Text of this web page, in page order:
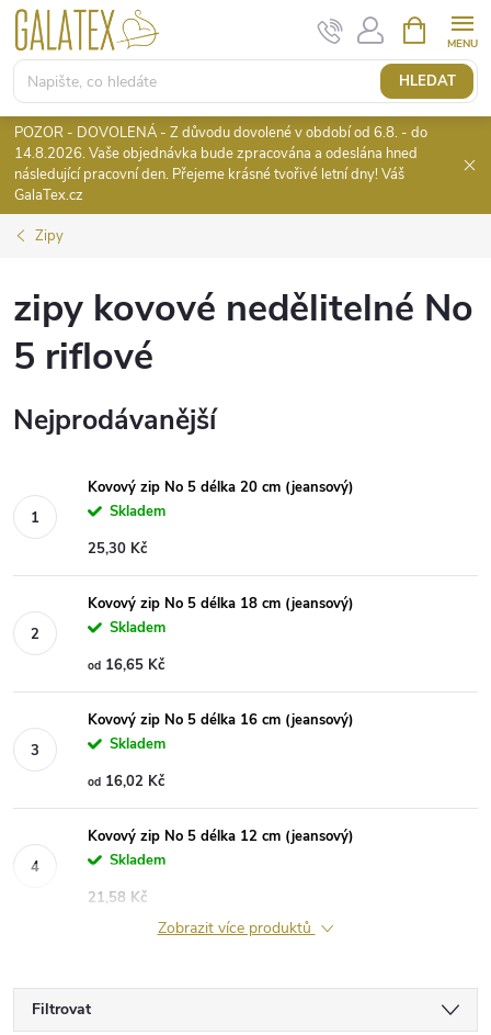
Přejít
obsah
HLEDAT
NÁKUPNÍ
KOŠÍK
POZOR - DOVOLENÁ - Z důvodu dovolené v období od 6.8. - do
14.8.2026. Vaše objednávka bude zpracována a odeslána hned
následující pracovní den. Přejeme krásné tvořivé letní dny! Váš
GalaTex.cz
Zipy
zipy kovové nedělitelné No
5 riflové
Nejprodávanější
Kovový zip No 5 délka 20 cm (jeansový)
Skladem
25,30 Kč
Kovový zip No 5 délka 18 cm (jeansový)
Skladem
od 16,65 Kč
Kovový zip No 5 délka 16 cm (jeansový)
Skladem
od 16,02 Kč
Kovový zip No 5 délka 12 cm (jeansový)
Skladem
21,58 Kč
Zobrazit více produktů
Filtrovat